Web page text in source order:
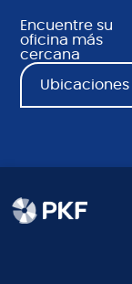
Encuentre su
oficina más
cercana
Ubicaciones